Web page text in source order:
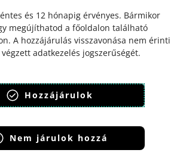
és 12 hónapig érvényes. Bármikor
megújíthatod a főoldalon található
A hozzájárulás visszavonása nem érinti
adatkezelés jogszerűségét.
Hozzájárulok
Nem járulok hozzá
is elérhető.